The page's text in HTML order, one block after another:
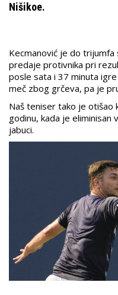
Nišikoe.
Kecmanović je do
predaje protivnika pri
posle sata i 37 minuta
meč zbog grčeva, pa je
Naš teniser tako je otišao
godinu, kada je eliminisan
jabuci.